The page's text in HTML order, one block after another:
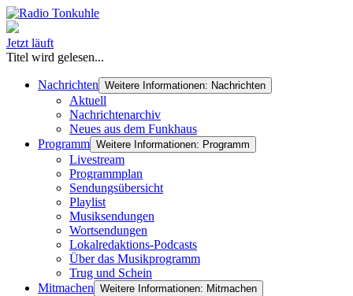
Jetzt läuft
Titel wird gelesen...
Nachrichten Weitere Informationen: Nachrichten
Aktuell
Nachrichtenarchiv
Neues aus dem Funkhaus
Programm Weitere Informationen: Programm
Livestream
Programmplan
Sendungsübersicht
Playlist
Musiksendungen
Wortsendungen
Lokalredaktions-Podcasts
Über das Musikprogramm
Trug und Schein
Mitmachen Weitere Informationen: Mitmachen